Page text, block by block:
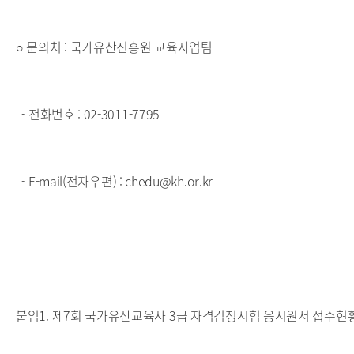
○ 문의처 : 국가유산진흥원 교육사업팀
- 전화번호 : 02-3011-7795
- E-mail(전자우편) : chedu@kh.or.kr
붙임1. 제7회 국가유산교육사 3급 자격검정시험 응시원서 접수현